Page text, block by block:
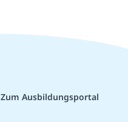
Zum Ausbildungsportal